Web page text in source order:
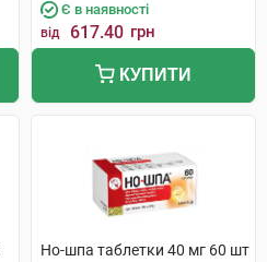
Є в наявності
від 617.40 грн
КУПИТИ
Но-шпа таблетки 40 мг 60 шт